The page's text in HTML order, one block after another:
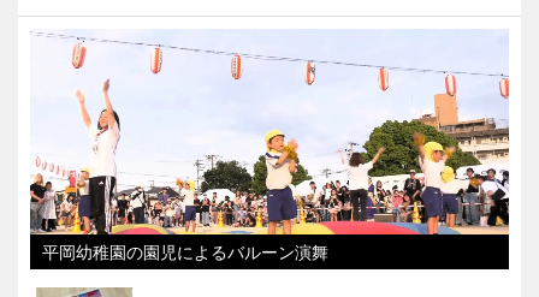
平岡幼稚園の園児によるバルーン演舞